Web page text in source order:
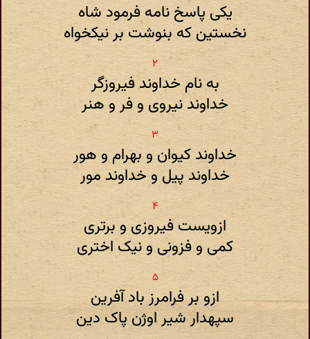
یکی پاسخ نامه فرمود شاه
نخستین که بنوشت بر نیکخواه
به نام خداوند فیروزگر
خداوند نیروی و فر و هنر
خداوند کیوان و بهرام و هور
خداوند پیل و خداوند مور
ازویست فیروزی و برتری
کمی و فزونی و نیک اختری
ازو بر فرامرز باد آفرین
سپهدار شیر اوژن پاک دین